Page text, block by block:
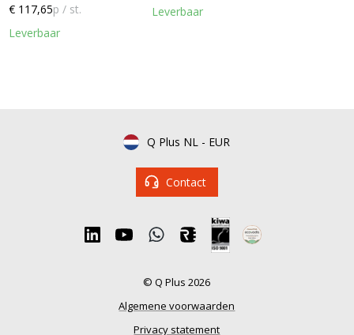
Leverbaar
€ 117,65p / st. Leverbaar
Q Plus NL - EUR
Contact
© Q Plus 2026
Algemene voorwaarden
Privacy statement